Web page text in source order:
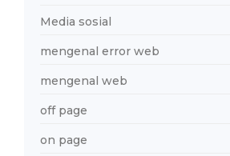
Media sosial
mengenal error web
mengenal web
off page
on page